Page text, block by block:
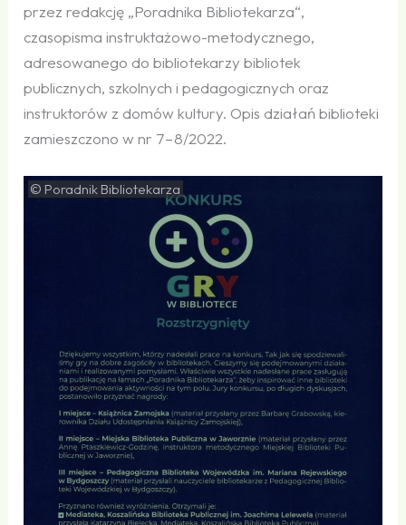
przez redakcję „Poradnika Bibliotekarza“,
czasopisma instruktażowo-metodycznego,
adresowanego do bibliotekarzy bibliotek
publicznych, szkolnych i pedagogicznych oraz
instruktorów z domów kultury. Opis działań biblioteki
zamieszczono w nr 7 – 8/2022.
© Poradnik Bibliotekarza